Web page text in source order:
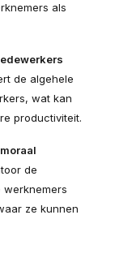
als
de algehele
wat kan
productiviteit.
de
ze kunnen